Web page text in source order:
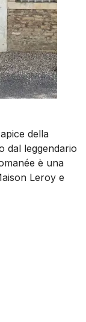
della
dal leggendario
è una
Leroy e